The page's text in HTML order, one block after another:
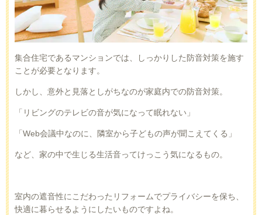
集合住宅であるマンションでは、しっかりした防音対策を施す
ことが必要となります。
しかし、意外と見落としがちなのが家庭内での防音対策。
「リビングのテレビの音が気になって眠れない」
「 Web会議中なのに、隣室から子どもの声が聞こえてくる」
など、家の中で生じる生活音ってけっこう気になるもの。
室内の遮音性にこだわったリフォームでプライバシーを保ち、
快適に暮らせるようにしたいものですよね。